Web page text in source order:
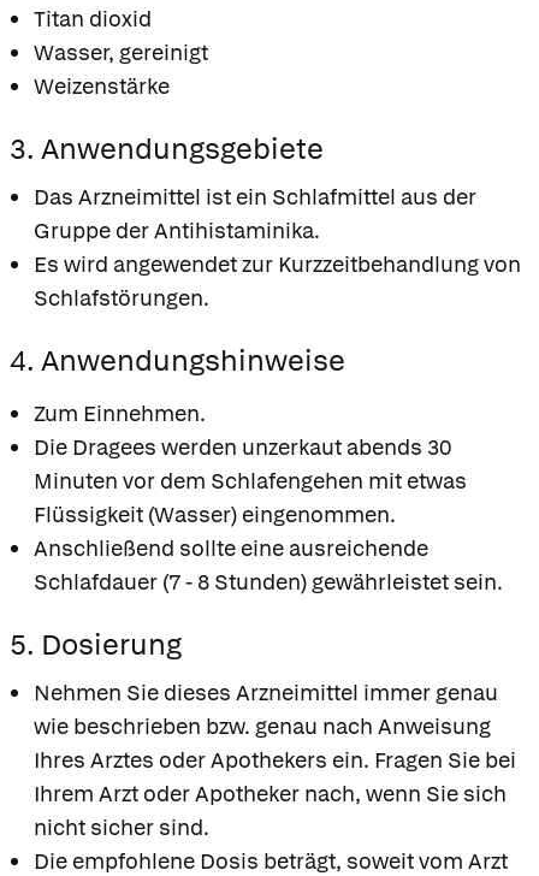
Titan dioxid
Wasser, gereinigt
Weizenstärke
3. Anwendungsgebiete
Das Arzneimittel ist ein Schlafmittel aus der
Gruppe der Antihistaminika.
Es wird angewendet zur Kurzzeitbehandlung von
Schlafstörungen.
4. Anwendungshinweise
Zum Einnehmen.
Die Dragees werden unzerkaut abends 30
Minuten vor dem Schlafengehen mit etwas
Flüssigkeit (Wasser) eingenommen.
Anschließend sollte eine ausreichende
Schlafdauer (7 - 8 Stunden) gewährleistet sein.
5. Dosierung
Nehmen Sie dieses Arzneimittel immer genau
wie beschrieben bzw. genau nach Anweisung
Ihres Arztes oder Apothekers ein. Fragen Sie bei
Ihrem Arzt oder Apotheker nach, wenn Sie sich
nicht sicher sind.
Die empfohlene Dosis beträgt, soweit vom Arzt